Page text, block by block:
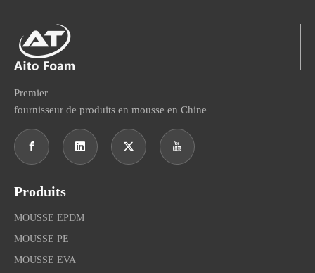
Premier
fournisseur de produits en mousse en Chine
Produits
MOUSSE EPDM
MOUSSE PE
MOUSSE EVA